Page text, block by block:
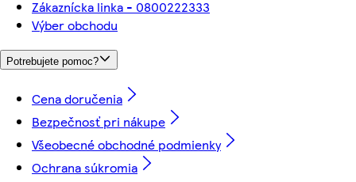
Zákaznícka linka - 0800222333
Výber obchodu
Potrebujete pomoc?
Cena doručenia
Bezpečnosť pri nákupe
Všeobecné obchodné podmienky
Ochrana súkromia